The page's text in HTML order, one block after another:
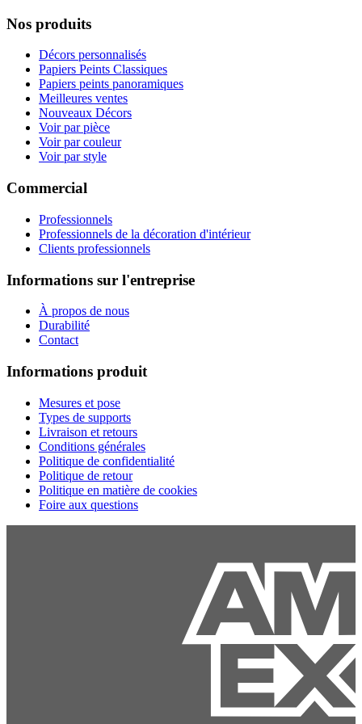
Nos produits
Décors personnalisés
Papiers Peints Classiques
Papiers peints panoramiques
Meilleures ventes
Nouveaux Décors
Voir par pièce
Voir par couleur
Voir par style
Commercial
Professionnels
Professionnels de la décoration d'intérieur
Clients professionnels
Informations sur l'entreprise
À propos de nous
Durabilité
Contact
Informations produit
Mesures et pose
Types de supports
Livraison et retours
Conditions générales
Politique de confidentialité
Politique de retour
Politique en matière de cookies
Foire aux questions